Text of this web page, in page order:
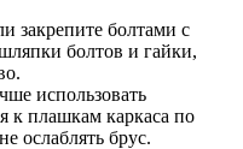
закрепите болтами с
болтов и гайки,
использовать
к плашкам каркаса по
ослаблять брус.